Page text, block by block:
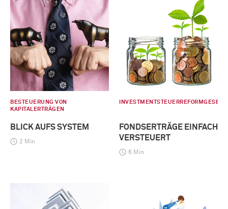
BESTEUERUNG VON
KAPITALERTRÄGEN
BLICK AUFS SYSTEM
2 Min
INVESTMENTSTEUERREFORMGESETZ
FONDSERTRÄGE EINFACH
VERSTEUERT
6 Min